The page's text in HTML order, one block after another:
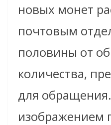
новых монет
почтовым
половины от
количества,
для
изображением